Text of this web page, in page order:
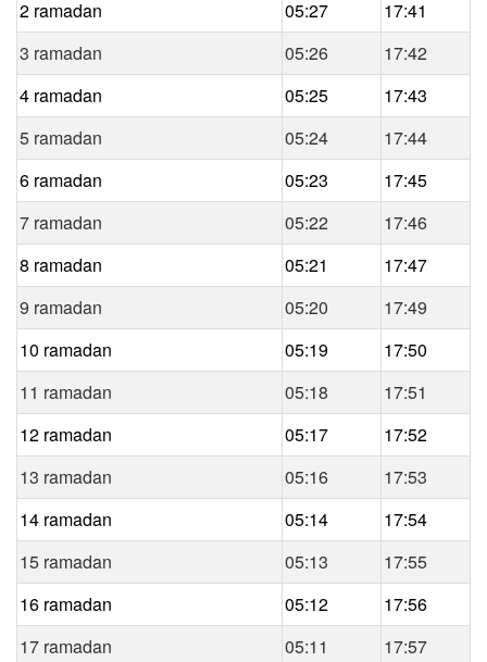
2 ramadan 05:27
17:41
3 ramadan
05:26
17:42
4 ramadan
05:25
17:43
5 ramadan
05:24
17:44
6 ramadan
05:23
17:45
7 ramadan
05:22
17:46
8 ramadan
05:21
17:47
9 ramadan
05:20
17:49
10 ramadan
05:19
17:50
11 ramadan
05:18
17:51
12 ramadan
05:17
17:52
13 ramadan
05:16
17:53
14 ramadan
05:14
17:54
15 ramadan
05:13
17:55
16 ramadan
05:12
17:56
17 ramadan
05:11
17:57